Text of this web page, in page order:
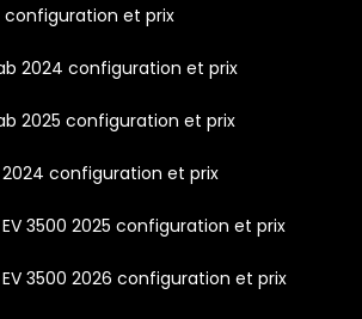
configuration et prix
2024 configuration et prix
2025 configuration et prix
2024 configuration et prix
EV 3500 2025 configuration et prix
EV 3500 2026 configuration et prix